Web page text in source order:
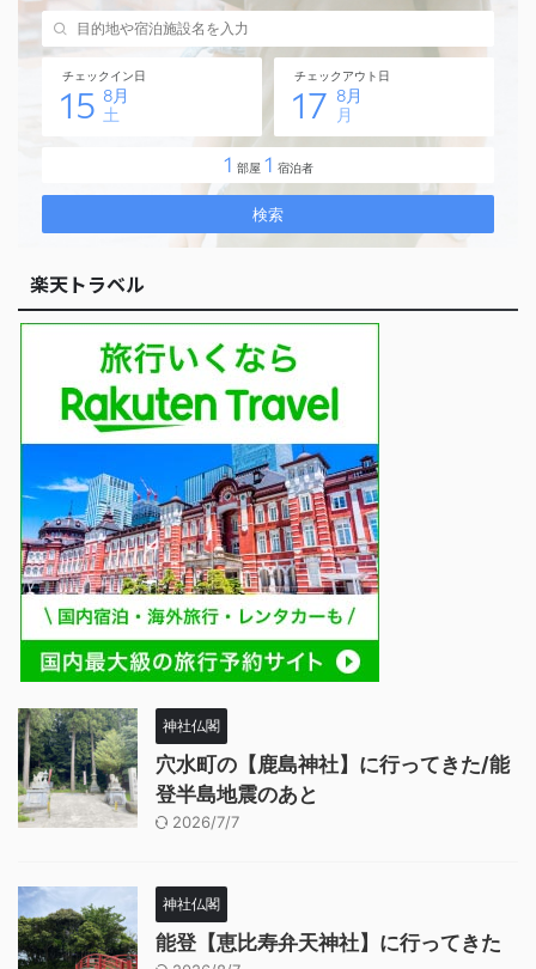
楽天トラベル
神社仏閣
穴水町の【鹿島神社】に行ってきた/能
登半島地震のあと
2026/7/7
神社仏閣
能登【恵比寿弁天神社】に行ってきた